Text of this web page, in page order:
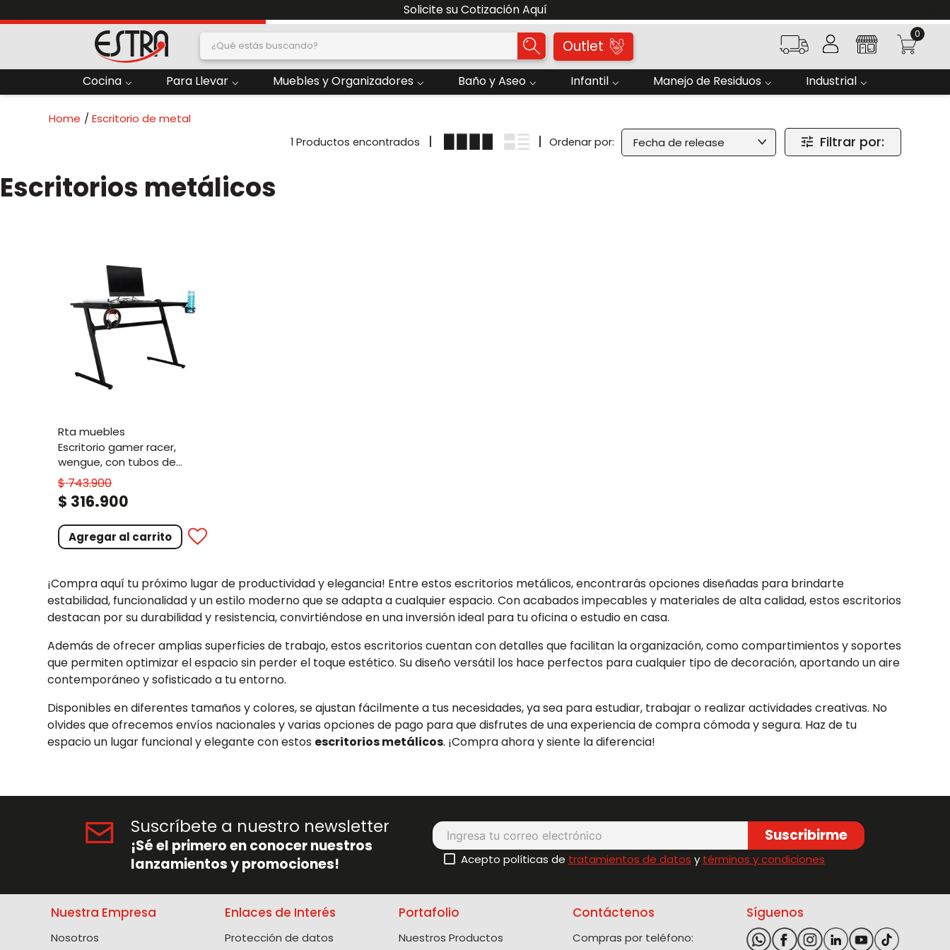
Solicite su Cotización Aquí
¿Qué estás buscando?
Outlet
0
Cocina Para Llevar Muebles y Organizadores Baño y Aseo Infantil Manejo de Residuos Industrial
Escritorio de metal
1 Fecha de release Filtrar por:
Escritorios metálicos
rta muebles
escritorio gamer racer,
wengue, con tubos de
metal y cubrimiento de
polvo
$743.900
$ 316.900
Agregar al carrito
¡Compra aquí tu próximo lugar de productividad y elegancia! Entre estos escritorios metálicos, encontrarás opciones diseñadas para brindarte
estabilidad, funcionalidad y un estilo moderno que se adapta a cualquier espacio. Con acabados impecables y materiales de alta calidad, estos escritorios
destacan por su durabilidad y resistencia, convirtiéndose en una inversión ideal para tu oficina o estudio en casa.
Además de ofrecer amplias superficies de trabajo, estos escritorios cuentan con detalles que facilitan la organización, como compartimientos y soportes
que permiten optimizar el espacio sin perder el toque estético. Su diseño versátil los hace perfectos para cualquier tipo de decoración, aportando un aire
contemporáneo y sofisticado a tu entorno.
Disponibles en diferentes tamaños y colores, se ajustan fácilmente a tus necesidades, ya sea para estudiar, trabajar o realizar actividades creativas. No
olvides que ofrecemos envíos nacionales y varias opciones de pago para que disfrutes de una experiencia de compra cómoda y segura. Haz de tu
espacio un lugar funcional y elegante con estos escritorios metálicos. ¡Compra ahora y siente la diferencia!
Suscríbete a nuestro newsletter
¡Sé el primero en conocer nuestros
lanzamientos y promociones!
Suscribirme
Acepto políticas de tratamientos de datos y términos y condiciones
Nuestra Empresa
Nosotros
Enlaces de Interés
Protección de datos
Portafolio
Nuestros Productos
Contáctenos
Compras por teléfono:
Síguenos
8. Contenedor